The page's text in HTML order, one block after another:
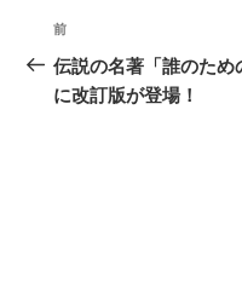
投
稿
ナ
前
の
投
前
伝説の名著「誰のため
に改訂版が登場！